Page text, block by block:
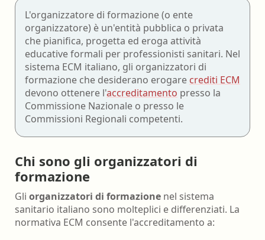
L'organizzatore di formazione (o ente
organizzatore) è un'entità pubblica o privata
che pianifica, progetta ed eroga attività
educative formali per professionisti sanitari. Nel
sistema ECM italiano, gli organizzatori di
formazione che desiderano erogare crediti ECM
devono ottenere l'accreditamento presso la
Commissione Nazionale o presso le
Commissioni Regionali competenti.
Chi sono gli organizzatori di
formazione
Gli organizzatori di formazione nel sistema
sanitario italiano sono molteplici e differenziati. La
normativa ECM consente l'accreditamento a: